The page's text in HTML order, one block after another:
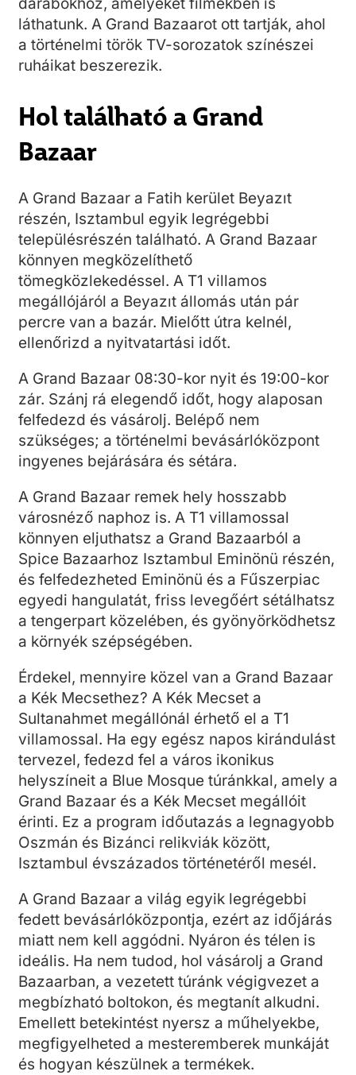
láthatunk. A Grand Bazaarot ott tartják, ahol
a történelmi török TV-sorozatok színészei
ruháikat beszerezik.
Hol található a Grand
Bazaar
A Grand Bazaar a Fatih kerület Beyazıt
részén, Isztambul egyik legrégebbi
településrészén található. A Grand Bazaar
könnyen megközelíthető
tömegközlekedéssel. A T1 villamos
megállójáról a Beyazıt állomás után pár
percre van a bazár. Mielőtt útra kelnél,
ellenőrizd a nyitvatartási időt.
A Grand Bazaar 08:30-kor nyit és 19:00-kor
zár. Szánj rá elegendő időt, hogy alaposan
felfedezd és vásárolj. Belépő nem
szükséges; a történelmi bevásárlóközpont
ingyenes bejárására és sétára.
A Grand Bazaar remek hely hosszabb
városnéző naphoz is. A T1 villamossal
könnyen eljuthatsz a Grand Bazaarból a
Spice Bazaarhoz Isztambul Eminönü részén,
és felfedezheted Eminönü és a Fűszerpiac
egyedi hangulatát, friss levegőért sétálhatsz
a tengerpart közelében, és gyönyörködhetsz
a környék szépségében.
Érdekel, mennyire közel van a Grand Bazaar
a Kék Mecsethez? A Kék Mecset a
Sultanahmet megállónál érhető el a T1
villamossal. Ha egy egész napos kirándulást
tervezel, fedezd fel a város ikonikus
helyszíneit a Blue Mosque túránkkal, amely a
Grand Bazaar és a Kék Mecset megállóit
érinti. Ez a program időutazás a legnagyobb
Oszmán és Bizánci relikviák között,
Isztambul évszázados történetéről mesél.
A Grand Bazaar a világ egyik legrégebbi
fedett bevásárlóközpontja, ezért az időjárás
miatt nem kell aggódni. Nyáron és télen is
ideális. Ha nem tudod, hol vásárolj a Grand
Bazaarban, a vezetett túránk végigvezet a
megbízható boltokon, és megtanít alkudni.
Emellett betekintést nyersz a műhelyekbe,
megfigyelheted a mesteremberek munkáját
és hogyan készülnek a termékek.